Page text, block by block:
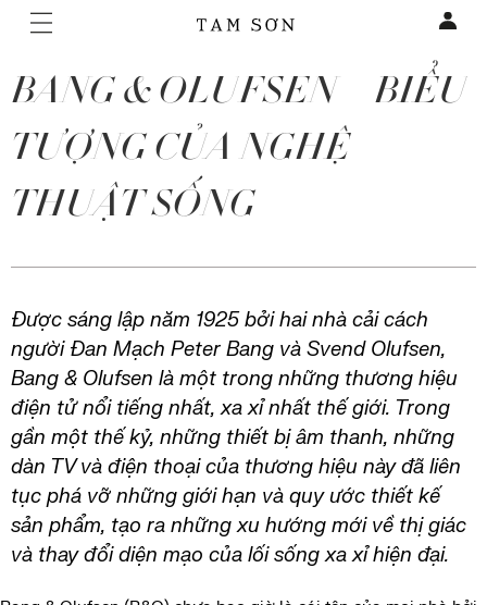
BANG & OLUFSEN – BIỂU
TƯỢNG CỦA NGHỆ
THUẬT SỐNG
Được sáng lập năm 1925 bởi hai nhà cải cách
người Đan Mạch Peter Bang và Svend Olufsen,
Bang & Olufsen là một trong những thương hiệu
điện tử nổi tiếng nhất, xa xỉ nhất thế giới. Trong
gần một thế kỷ, những thiết bị âm thanh, những
dàn TV và điện thoại của thương hiệu này đã liên
tục phá vỡ những giới hạn và quy ước thiết kế
sản phẩm, tạo ra những xu hướng mới về thị giác
và thay đổi diện mạo của lối sống xa xỉ hiện đại.